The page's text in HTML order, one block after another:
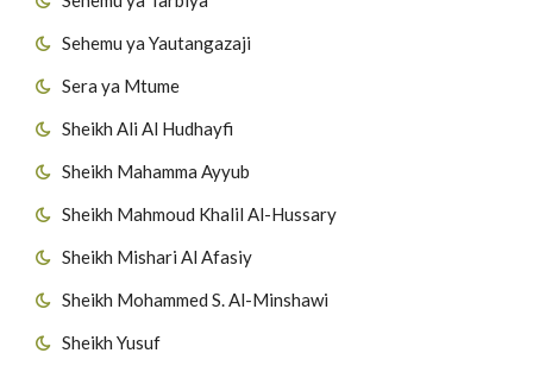
Sehemu ya Yautangazaji
Sera ya Mtume
Sheikh Ali Al Hudhayfi
Sheikh Mahamma Ayyub
Sheikh Mahmoud Khalil Al-Hussary
Sheikh Mishari Al Afasiy
Sheikh Mohammed S. Al-Minshawi
Sheikh Yusuf